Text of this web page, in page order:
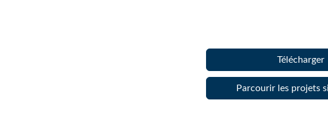
Télécharger
Parcourir les projets